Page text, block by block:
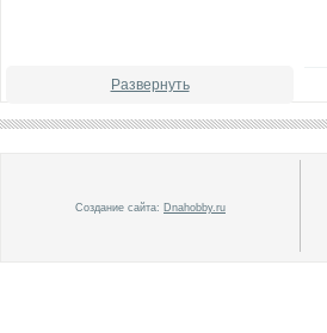
Развернуть
Создание сайта: Dnahobby.ru